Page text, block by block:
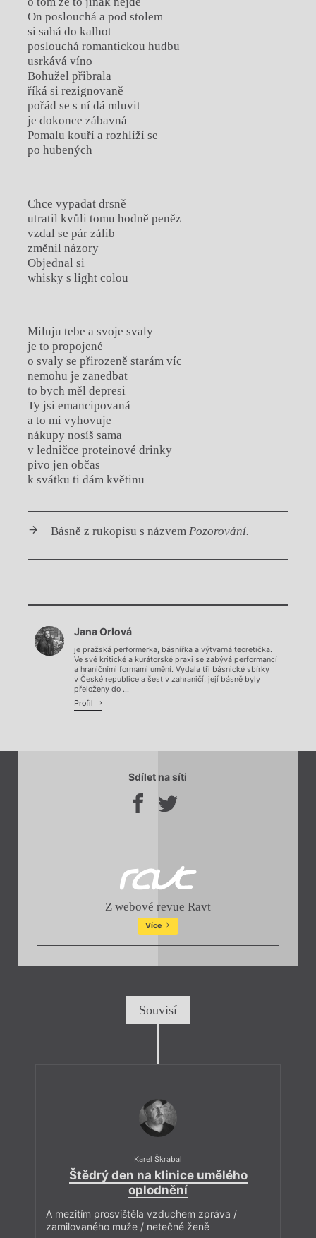
On poslouchá a pod stolem
si sahá do kalhot
poslouchá romantickou hudbu
usrkává víno
Bohužel přibrala
říká si rezignovaně
pořád se s ní dá mluvit
je dokonce zábavná
Pomalu kouří a rozhlíží se
po hubených
Chce vypadat drsně
utratil kvůli tomu hodně peněz
vzdal se pár zálib
změnil názory
Objednal si
whisky s light colou
Miluju tebe a svoje svaly
je to propojené
o svaly se přirozeně starám víc
nemohu je zanedbat
to bych měl depresi
Ty jsi emancipovaná
a to mi vyhovuje
nákupy nosíš sama
v ledničce proteinové drinky
pivo jen občas
k svátku ti dám květinu
Básně z rukopisu s názvem Pozorování.
Chviličku.
Jana Orlová
je pražská performerka, básnířka a výtvarná teoretička.
Ve své kritické a kurátorské praxi se zabývá performancí
a hraničními formami umění. Vydala tři básnické sbírky
v České republice a šest v zahraničí, její básně byly
přeloženy do ...
Profil
Sdílet na síti
Z webové revue Ravt
Více
Souvisí
Karel Škrabal
Štědrý den na klinice umělého
oplodnění
A mezitím prosvištěla vzduchem zpráva /
zamilovaného muže / netečné ženě